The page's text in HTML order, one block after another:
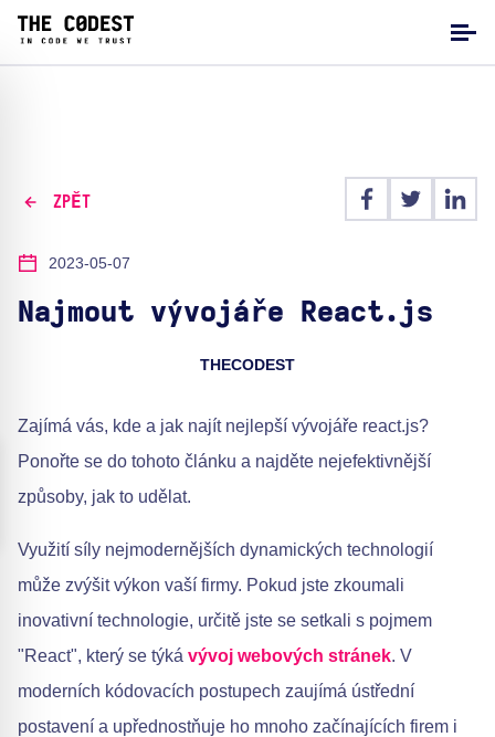
ZPĚT
2023-05-07
Najmout vývojáře React.js
THECODEST
Zajímá vás, kde a jak najít nejlepší vývojáře react.js?
Ponořte se do tohoto článku a najděte nejefektivnější
způsoby, jak to udělat.
Využití síly nejmodernějších dynamických technologií
může zvýšit výkon vaší firmy. Pokud jste zkoumali
inovativní technologie, určitě jste se setkali s pojmem
"React", který se týká vývoj webových stránek. V
moderních kódovacích postupech zaujímá ústřední
postavení a upřednostňuje ho mnoho začínajících firem i